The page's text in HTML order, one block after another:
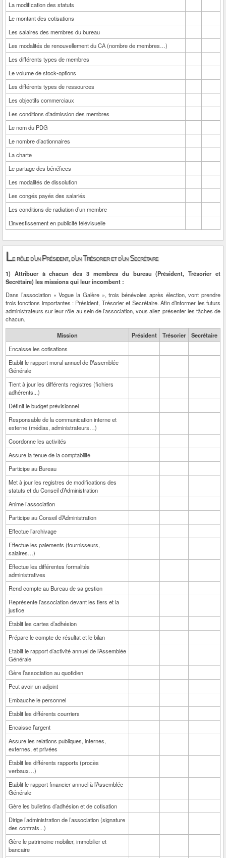
La modification des statuts
Le montant des cotisations
Les salaires des membres du bureau
Les modalités de renouvellement du CA (nombre de membres…)
Les différents types de membres
Le volume de stock-options
Les différents types de ressources
Les objectifs commerciaux
Les conditions d'admission des membres
Le nom du PDG
Le nombre d’actionnaires
La charte
Le partage des bénéfices
Les modalités de dissolution
Les congés payés des salariés
Les conditions de radiation d’un membre
L’investissement en publicité télévisuelle
Le rôle d’un Président, d’un Trésorier et d’un Secrétaire
1) Attribuer à chacun des 3 membres du bureau (Président, Trésorier et
Secrétaire) les missions qui leur incombent :
Dans l’association « Vogue la Galère », trois bénévoles après élection, vont prendre
trois fonctions importantes : Président, Trésorier et Secrétaire. Afin d’informer les futurs
administrateurs sur leur rôle au sein de l’association, vous allez présenter les tâches de
chacun.
Mission
Président Trésorier
Secrétaire
Encaisse les cotisations
Etablit le rapport moral annuel de l’Assemblée
Générale
Tient à jour les différents registres (fichiers
adhérents...)
Définit le budget prévisionnel
Responsable de la communication interne et
externe (médias, administrateurs…)
Coordonne les activités
Assure la tenue de la comptabilité
Participe au Bureau
Met à jour les registres de modifications des
statuts et du Conseil d’Administration
Anime l’association
Participe au Conseil d’Administration
Effectue l’archivage
Effectue les paiements (fournisseurs,
salaires…)
Effectue les différentes formalités
administratives
Rend compte au Bureau de sa gestion
Représente l’association devant les tiers et la
justice
Etablit les cartes d’adhésion
Prépare le compte de résultat et le bilan
Etablit le rapport d’activité annuel de l’Assemblée
Générale
Gère l’association au quotidien
Peut avoir un adjoint
Embauche le personnel
Etablit les différents courriers
Encaisse l’argent
Assure les relations publiques, internes,
externes, et privées
Etablit les différents rapports (procès
verbaux…)
Etablit le rapport financier annuel à l’Assemblée
Générale
Gère les bulletins d’adhésion et de cotisation
Dirige l’administration de l’association (signature
des contrats...)
Gère le patrimoine mobilier, immobilier et
bancaire